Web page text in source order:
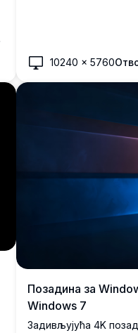
10240 ×5760
Позадина за
Windows 7
Задивљујућа 4K